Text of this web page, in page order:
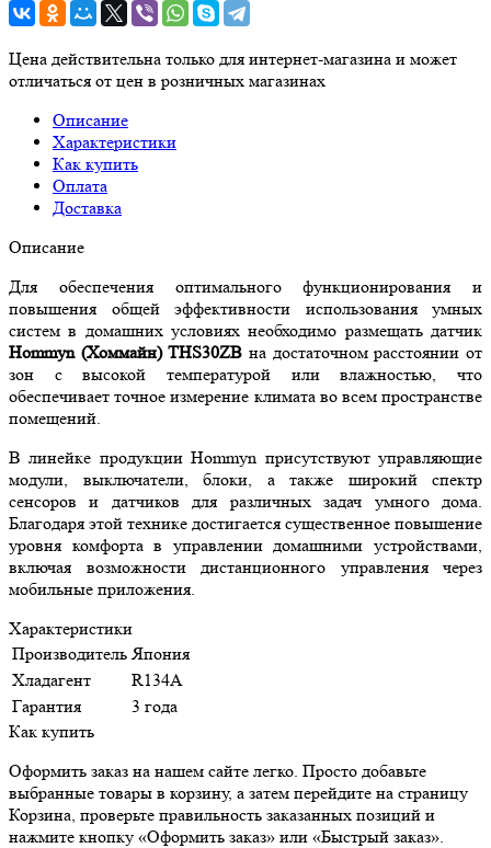
Цена действительна только для интернет-магазина и может
отличаться от цен в розничных магазинах
Описание
Характеристики
Как купить
Оплата
Доставка
Описание
Для обеспечения оптимального функционирования и
повышения общей эффективности использования умных
систем в домашних условиях необходимо размещать датчик
Hommyn (Хоммайн) THS30ZB на достаточном расстоянии от
зон с высокой температурой или влажностью, что
обеспечивает точное измерение климата во всем пространстве
помещений.
В линейке продукции Hommyn присутствуют управляющие
модули, выключатели, блоки, а также широкий спектр
сенсоров и датчиков для различных задач умного дома.
Благодаря этой технике достигается существенное повышение
уровня комфорта в управлении домашними устройствами,
включая возможности дистанционного управления через
мобильные приложения.
Характеристики
Производитель Япония
Хладагент
R134A
Гарантия
3 года
Как купить
Оформить заказ на нашем сайте легко. Просто добавьте
выбранные товары в корзину, а затем перейдите на страницу
Корзина, проверьте правильность заказанных позиций и
нажмите кнопку «Оформить заказ» или «Быстрый заказ».